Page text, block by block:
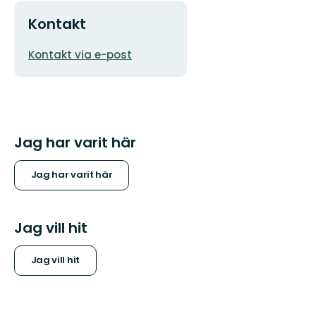
Kontakt
E-
Kontakt via e-post
Jag har varit här
Jag har varit här
Jag vill hit
Jag vill hit